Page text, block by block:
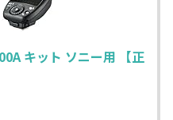
キット ソニー用 【正